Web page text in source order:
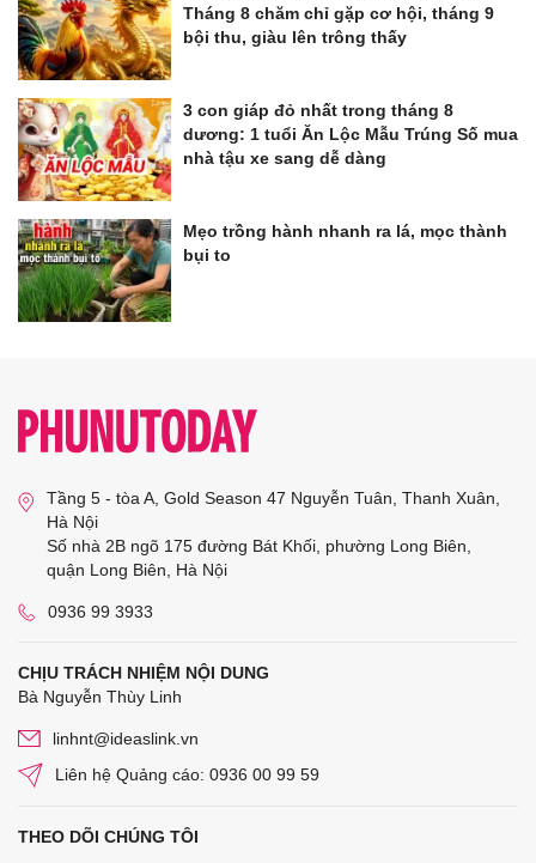
Tháng 8 chăm chỉ gặp cơ hội, tháng 9
bội thu, giàu lên trông thấy
3 con giáp đỏ nhất trong tháng 8
dương: 1 tuổi Ăn Lộc Mẫu Trúng Số mua
nhà tậu xe sang dễ dàng
Mẹo trồng hành nhanh ra lá, mọc thành
bụi to
Tầng 5 - tòa A, Gold Season 47 Nguyễn Tuân, Thanh Xuân,
Hà Nội
Số nhà 2B ngõ 175 đường Bát Khối, phường Long Biên,
quận Long Biên, Hà Nội
0936 99 3933
CHỊU TRÁCH NHIỆM NỘI DUNG
Bà Nguyễn Thùy Linh
linhnt@ideaslink.vn
Liên hệ Quảng cáo: 0936 00 99 59
THEO DÕI CHÚNG TÔI